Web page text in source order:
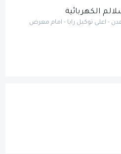
الكهربائية
- اعلى توكيل رايا - امام معرض